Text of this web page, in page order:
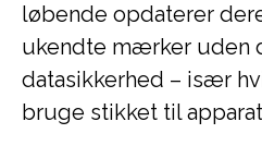
løbende opdaterer
ukendte mærker uden
datasikkerhed – især
bruge stikket til